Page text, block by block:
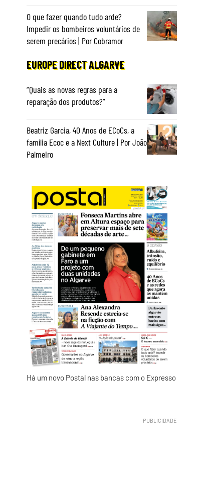
O que fazer quando tudo arde?
Impedir os bombeiros voluntários de
serem precários | Por Cobramor
EUROPE DIRECT ALGARVE
“Quais as novas regras para a
reparação dos produtos?”
Beatriz Garcia, 40 Anos de ECoCs, a
família Ecoc e a Next Culture | Por João
Palmeiro
Há um novo Postal nas bancas com o Expresso